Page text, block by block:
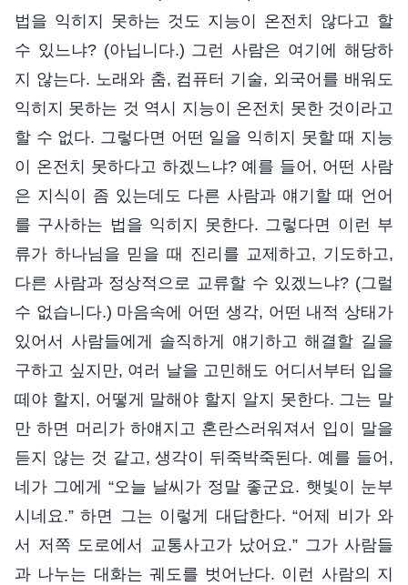
법을 익히지 못하는 것도 지능이 온전치 않다고 할
수 있느냐? (아닙니다.) 그런 사람은 여기에 해당하
지 않는다. 노래와 춤, 컴퓨터 기술, 외국어를 배워도
익히지 못하는 것 역시 지능이 온전치 못한 것이라고
할 수 없다. 그렇다면 어떤 일을 익히지 못할 때 지능
이 온전치 못하다고 하겠느냐? 예를 들어, 어떤 사람
은 지식이 좀 있는데도 다른 사람과 얘기할 때 언어
를 구사하는 법을 익히지 못한다. 그렇다면 이런 부
류가 하나님을 믿을 때 진리를 교제하고, 기도하고,
다른 사람과 정상적으로 교류할 수 있겠느냐? (그럴
수 없습니다.) 마음속에 어떤 생각, 어떤 내적 상태가
있어서 사람들에게 솔직하게 얘기하고 해결할 길을
구하고 싶지만, 여러 날을 고민해도 어디서부터 입을
떼야 할지, 어떻게 말해야 할지 알지 못한다. 그는 말
만 하면 머리가 하얘지고 혼란스러워져서 입이 말을
듣지 않는 것 같고, 생각이 뒤죽박죽된다. 예를 들어,
네가 그에게 “오늘 날씨가 정말 좋군요. 햇빛이 눈부
시네요.” 하면 그는 이렇게 대답한다. “어제 비가 와
서 저쪽 도로에서 교통사고가 났어요.” 그가 사람들
과 나누는 대화는 궤도를 벗어난다. 이런 사람의 지